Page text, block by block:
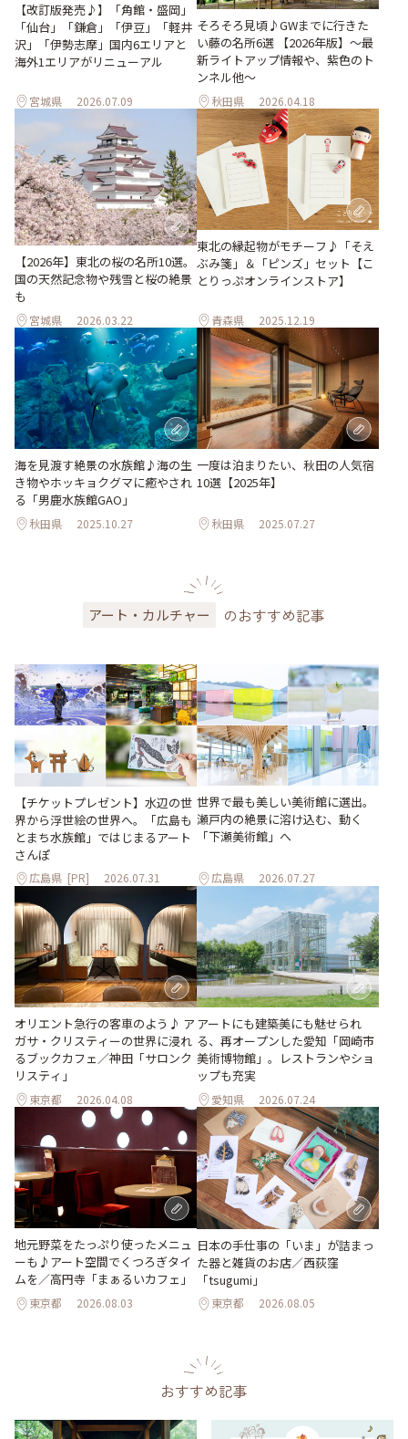
【改訂版発売♪】「角館・盛岡」
「仙台」「鎌倉」「伊豆」「軽井
沢」「伊勢志摩」国内6エリアと
海外1エリアがリニューアル
宮城県 2026.07.09
そろそろ見頃♪GWまでに行きた
い藤の名所6選 【2026年版】～最
新ライトアップ情報や、紫色のト
ンネル他～
秋田県 2026.04.18
【2026年】東北の桜の名所10選。
国の天然記念物や残雪と桜の絶景
も
宮城県 2026.03.22
東北の縁起物がモチーフ♪「そえ
ぶみ箋」＆「ピンズ」セット【こ
とりっぷオンラインストア】
青森県 2025.12.19
海を見渡す絶景の水族館♪海の生
き物やホッキョクグマに癒やされ
る「男鹿水族館GAO」
秋田県 2025.10.27
一度は泊まりたい、秋田の人気宿
10選【2025年】
秋田県 2025.07.27
アート・カルチャー のおすすめ記事
【チケットプレゼント】水辺の世
界から浮世絵の世界へ。「広島も
とまち水族館」ではじまるアート
さんぽ
広島県 [PR] 2026.07.31
世界で最も美しい美術館に選出。
瀬戸内の絶景に溶け込む、動く
「下瀬美術館」へ
広島県 2026.07.27
オリエント急行の客車のよう♪ ア
ガサ・クリスティーの世界に浸れ
るブックカフェ／神田「サロンク
リスティ」
東京都 2026.04.08
アートにも建築美にも魅せられ
る、再オープンした愛知「岡崎市
美術博物館」。レストランやショ
ップも充実
愛知県 2026.07.24
地元野菜をたっぷり使ったメニュ
ーも♪アート空間でくつろぎタイ
ムを／高円寺「まぁるいカフェ」
東京都 2026.08.03
日本の手仕事の「いま」が詰まっ
た器と雑貨のお店／西荻窪
「tsugumi」
東京都 2026.08.05
おすすめ記事